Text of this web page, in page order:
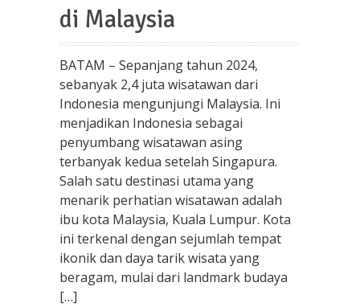
di Malaysia
BATAM – Sepanjang tahun 2024,
sebanyak 2,4 juta wisatawan dari
Indonesia mengunjungi Malaysia. Ini
menjadikan Indonesia sebagai
penyumbang wisatawan asing
terbanyak kedua setelah Singapura.
Salah satu destinasi utama yang
menarik perhatian wisatawan adalah
ibu kota Malaysia, Kuala Lumpur. Kota
ini terkenal dengan sejumlah tempat
ikonik dan daya tarik wisata yang
beragam, mulai dari landmark budaya
[…]